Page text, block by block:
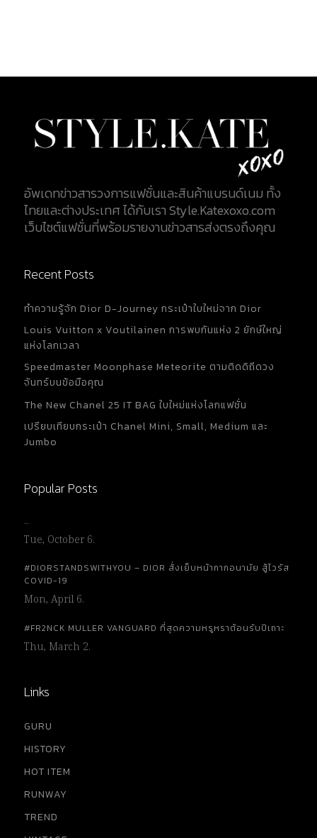
ใช้งานในทุก ๆ วัน ขนาดใหญ่และสามารถบรรจุของได้
ยังมีความหลากหลายในการเลือกใช้สีและดีเทลที่
สามารถเลือกจับคู่กับเสื้อผ้าและสไตล์ของผู้ใช้ได้อย่าง
หลากหลาย เช่น สีดำ สีน้ำตาล รวมถึงเฉดสีที่มีการแต่ง
แต้มด้วยวัสดุเชียร์ลิงที่ให้สัมผัสอ่อนนุ่ม มอบความรู้สึก
หรูหราแต่เรียบง่าย กระเป๋า NIKI ขนาดใหญ่ทำจากขน
แกะ ตกแต่งด้วย CASSANDRE กระเป๋าใบใหญ่จุของได้
เยอะ มีช่องเก็บของ 2 ช่องและช่องแบนขนาดใหญ่ ซับใน
อัพเดทข่าวสารวงการแฟชั่นและสินค้าแบรนด์เนม ทั้ง
ไทยและต่างประเทศ ได้กับเรา Style.Katexoxo.com
เว็บไซต์แฟชั่นที่พร้อมรายงานข่าวสารส่งตรงถึงคุณ
Recent Posts
ทำความรู้จัก Dior D-Journey กระเป๋าใบใหม่จาก Dior
Louis Vuitton x Voutilainen การพบกันแห่ง 2 ยักษ์ใหญ่
แห่งโลกเวลา
Speedmaster Moonphase Meteorite ตามติดดิถีดวง
จันทร์บนข้อมือคุณ
The New Chanel 25 IT BAG ใบใหม่แห่งโลกแฟชั่น
เปรียบเทียบกระเป๋า Chanel Mini, Small, Medium และ
Jumbo
Popular Posts
…
Tue, October 6.
#DIORSTANDSWITHYOU – DIOR สั่งเย็บหน้ากากอนามัย สู้ไวรัส
COVID-19
Mon, April 6.
#FR2NCK MULLER VANGUARD ที่สุดความหรูหราต้อนรับปีเถาะ
Thu, March 2.
Links
GURU
HISTORY
HOT ITEM
RUNWAY
TREND